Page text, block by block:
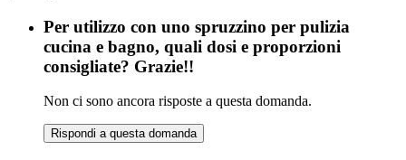
Per utilizzo con uno spruzzino per pulizia
cucina e bagno, quali dosi e proporzioni
consigliate? Grazie!!
Non ci sono ancora risposte a questa domanda.
Rispondi a questa domanda